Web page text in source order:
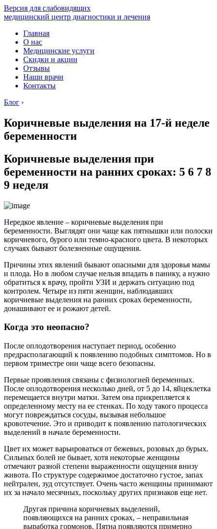
Версия для слабовидящих
медицинский центр диагностики и лечения
Главная
О нас
Медицинские услуги
Скидки и акции
Отзывы
Наши врачи
Контакты
Блог ›
Коричневые выделения на 17-й неделе
беременности
Коричневые выделения при
беременности на ранних сроках: 5 6 7 8
9 неделя
Нередкое явление – коричневые выделения при
беременности. Выглядят они чаще как пятнышки или полоски
коричневого, бурого или темно-красного цвета. В некоторых
случаях бывают болезненные ощущения.
Причины этих явлений бывают опасными для здоровья мамы
и плода. Но в любом случае нельзя впадать в панику, а нужно
обратиться к врачу, пройти УЗИ и держать ситуацию под
контролем. Четыре из пяти женщин, наблюдавших
коричневые выделения на ранних сроках беременности,
донашивают ее и рожают детей.
Когда это неопасно?
После оплодотворения наступает период, особенно
предрасполагающий к появлению подобных симптомов. Но в
первом триместре они чаще всего безопасны.
Первые проявления связаны с физиологией беременных.
После оплодотворения несколько дней, от 5 до 14, яйцеклетка
перемещается внутри матки. Затем она прикрепляется к
определенному месту на ее стенках. По ходу такого процесса
могут повреждаться сосуды, вызывая небольшое
кровотечение. Это и приводит к появлению патологических
выделений в начале беременности.
Цвет их может варьироваться от бежевых, розовых до бурых.
Сильных болей не бывает, хотя некоторые женщины
отмечают разной степени выраженности ощущения внизу
живота. По структуре содержимое достаточно густое, запах
нейтрален, зуд отсутствует. Очень часто женщины принимают
их за начало месячных, поскольку других признаков еще нет.
Другая причина коричневых выделений,
появляющихся на ранних сроках, – неправильная
выработка гормонов. Пятна появляются примерно